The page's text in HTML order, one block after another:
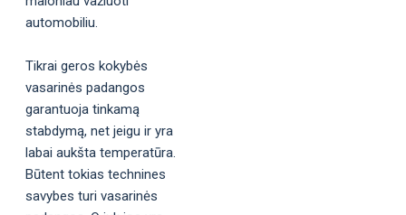
automobiliu.
Tikrai geros kokybės
vasarinės padangos
garantuoja tinkamą
stabdymą, net jeigu ir yra
labai aukšta temperatūra.
Būtent tokias technines
savybes turi vasarinės